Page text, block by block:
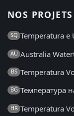
NOS
SQ Temperatura e
AU Australia
BS Temperatura
BG Температура
HR Temperatura